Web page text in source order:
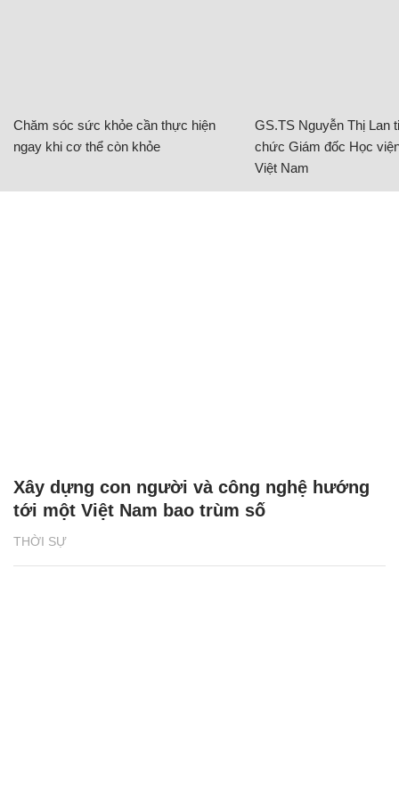
Chăm sóc sức khỏe cần thực hiện
ngay khi cơ thể còn khỏe
GS.TS Nguyễn Thị Lan
chức Giám đốc Học
Việt Nam
THỜI SỰ
Xây dựng con người và công nghệ hướng
tới một Việt Nam bao trùm số